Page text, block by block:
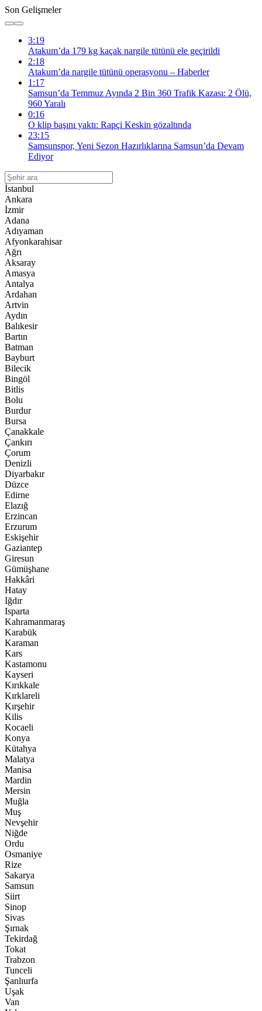
Son Gelişmeler
3:19
Atakum’da 179 kg kaçak nargile tütünü ele geçirildi
2:18
Atakum’da nargile tütünü operasyonu – Haberler
1:17
Samsun’da Temmuz Ayında 2 Bin 360 Trafik Kazası: 2 Ölü,
960 Yaralı
0:16
O klip başını yaktı: Rapçi Keskin gözaltında
23:15
Samsunspor, Yeni Sezon Hazırlıklarına Samsun’da Devam
Ediyor
İstanbul
Ankara
İzmir
Adana
Adıyaman
Afyonkarahisar
Ağrı
Aksaray
Amasya
Antalya
Ardahan
Artvin
Aydın
Balıkesir
Bartın
Batman
Bayburt
Bilecik
Bingöl
Bitlis
Bolu
Burdur
Bursa
Çanakkale
Çankırı
Çorum
Denizli
Diyarbakır
Düzce
Edirne
Elazığ
Erzincan
Erzurum
Eskişehir
Gaziantep
Giresun
Gümüşhane
Hakkâri
Hatay
Iğdır
Isparta
Kahramanmaraş
Karabük
Karaman
Kars
Kastamonu
Kayseri
Kırıkkale
Kırklareli
Kırşehir
Kilis
Kocaeli
Konya
Kütahya
Malatya
Manisa
Mardin
Mersin
Muğla
Muş
Nevşehir
Niğde
Ordu
Osmaniye
Rize
Sakarya
Samsun
Siirt
Sinop
Sivas
Şırnak
Tekirdağ
Tokat
Trabzon
Tunceli
Şanlıurfa
Uşak
Van